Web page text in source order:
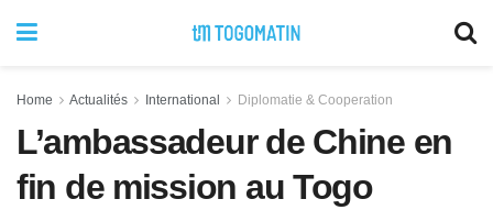
Home Actualités International Diplomatie & Cooperation
L’ambassadeur de Chine en
fin de mission au Togo